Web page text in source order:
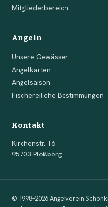
Mitgliederbereich
Angeln
Unsere Gewässer
Angelkarten
Angelsaison
Fischereiliche Bestimmungen
Kontakt
Kirchenstr. 16
95703 Plößberg
© 1998–2026 Angelverein